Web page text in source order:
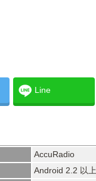
Line
AccuRadio
Android 2.2 以上